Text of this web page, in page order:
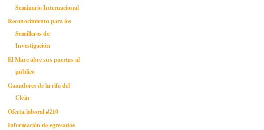
Seminario Internacional
Reconocimiento para los
Semilleros de
Investigación
El Marc abre sus puertas al
público
Ganadores de la rifa del
Clein
Oferta laboral #210
Información de egresados